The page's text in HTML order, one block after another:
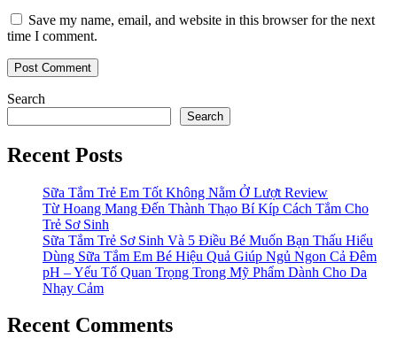
Save my name, email, and website in this browser for the next
time I comment.
Search
Search
Recent Posts
Sữa Tắm Trẻ Em Tốt Không Nằm Ở Lượt Review
Từ Hoang Mang Đến Thành Thạo Bí Kíp Cách Tắm Cho
Trẻ Sơ Sinh
Sữa Tắm Trẻ Sơ Sinh Và 5 Điều Bé Muốn Bạn Thấu Hiểu
Dùng Sữa Tắm Em Bé Hiệu Quả Giúp Ngủ Ngon Cả Đêm
pH – Yếu Tố Quan Trọng Trong Mỹ Phẩm Dành Cho Da
Nhạy Cảm
Recent Comments